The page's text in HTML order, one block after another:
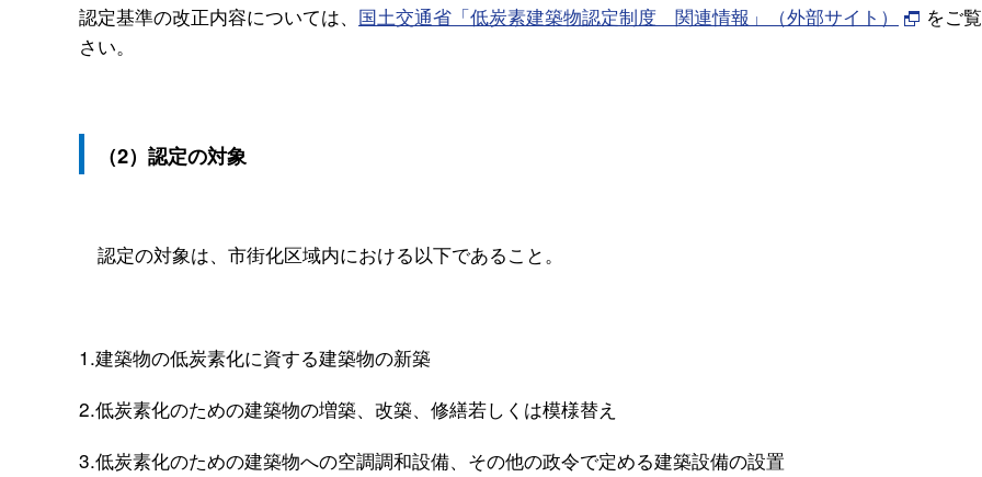
認定基準の改正内容については、 国土交通省「低炭素建築物認定制度 関連情報」（外部サイト）
をご
さい。
（2）認定の対象
認定の対象は、市街化区域内における以下であること。
1.建築物の低炭素化に資する建築物の新築
2.低炭素化のための建築物の増築、改築、修繕若しくは模様替え
3.低炭素化のための建築物への空調調和設備、その他の政令で定める建築設備の設置